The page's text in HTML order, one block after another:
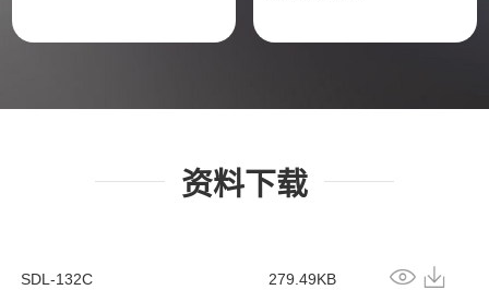
资料下载
SDL-132C 279.49KB